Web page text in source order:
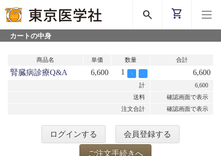
search shopping_cart
カートの中身
商品名 単価 数量 合計
腎臓病診療Q&A 6,600 1 + - 6,600
計
6,600
送料
確認画面で表示
注文合計
確認画面で表示
ログインする 会員登録する
ご注文手続きへ